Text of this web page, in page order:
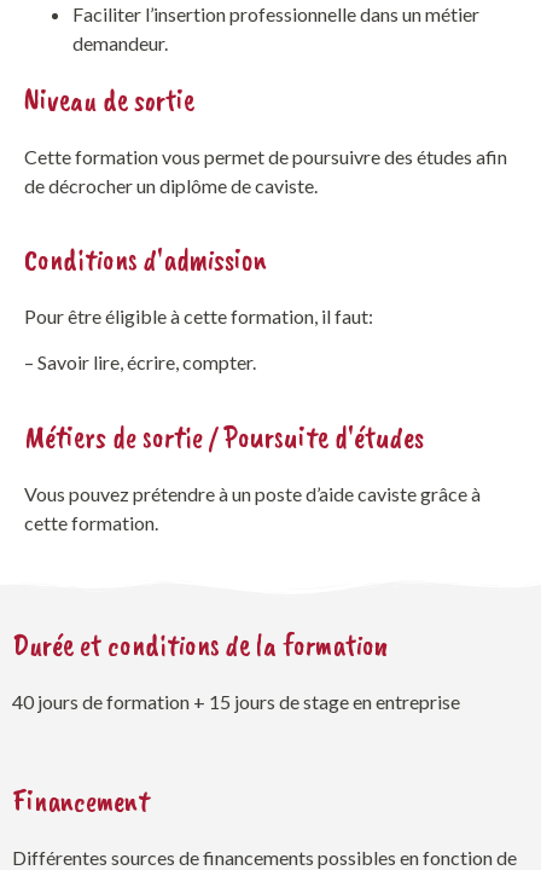
Faciliter l’insertion professionnelle dans un métier
demandeur.
Niveau de sortie
Cette formation vous permet de poursuivre des études afin
de décrocher un diplôme de caviste.
Conditions d'admission
Pour être éligible à cette formation, il faut:
– Savoir lire, écrire, compter.
Métiers de sortie / Poursuite d'études
Vous pouvez prétendre à un poste d’aide caviste grâce à
cette formation.
Durée et conditions de la formation
40 jours de formation + 15 jours de stage en entreprise
Financement
Différentes sources de financements possibles en fonction de